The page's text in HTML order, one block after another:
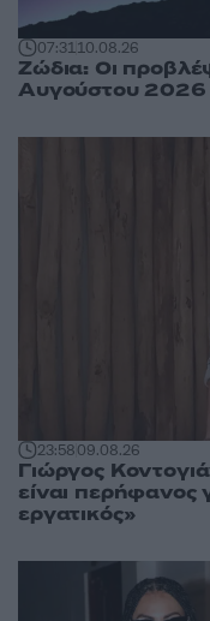
07:3110.08.26
Ζώδια: Οι
Αυγούστου 2026
23:5809.08.26
Γιώργος
είναι περήφανος
εργατικός»